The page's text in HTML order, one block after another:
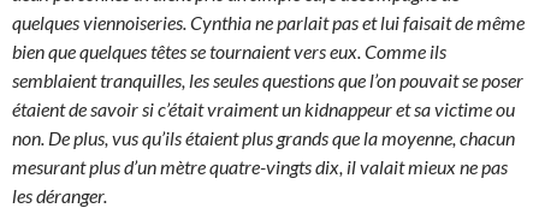
quelques viennoiseries. Cynthia ne parlait pas et lui faisait de même
bien que quelques têtes se tournaient vers eux. Comme ils
semblaient tranquilles, les seules questions que l’on pouvait se poser
étaient de savoir si c’était vraiment un kidnappeur et sa victime ou
non. De plus, vus qu’ils étaient plus grands que la moyenne, chacun
mesurant plus d’un mètre quatre-vingts dix, il valait mieux ne pas
les déranger.